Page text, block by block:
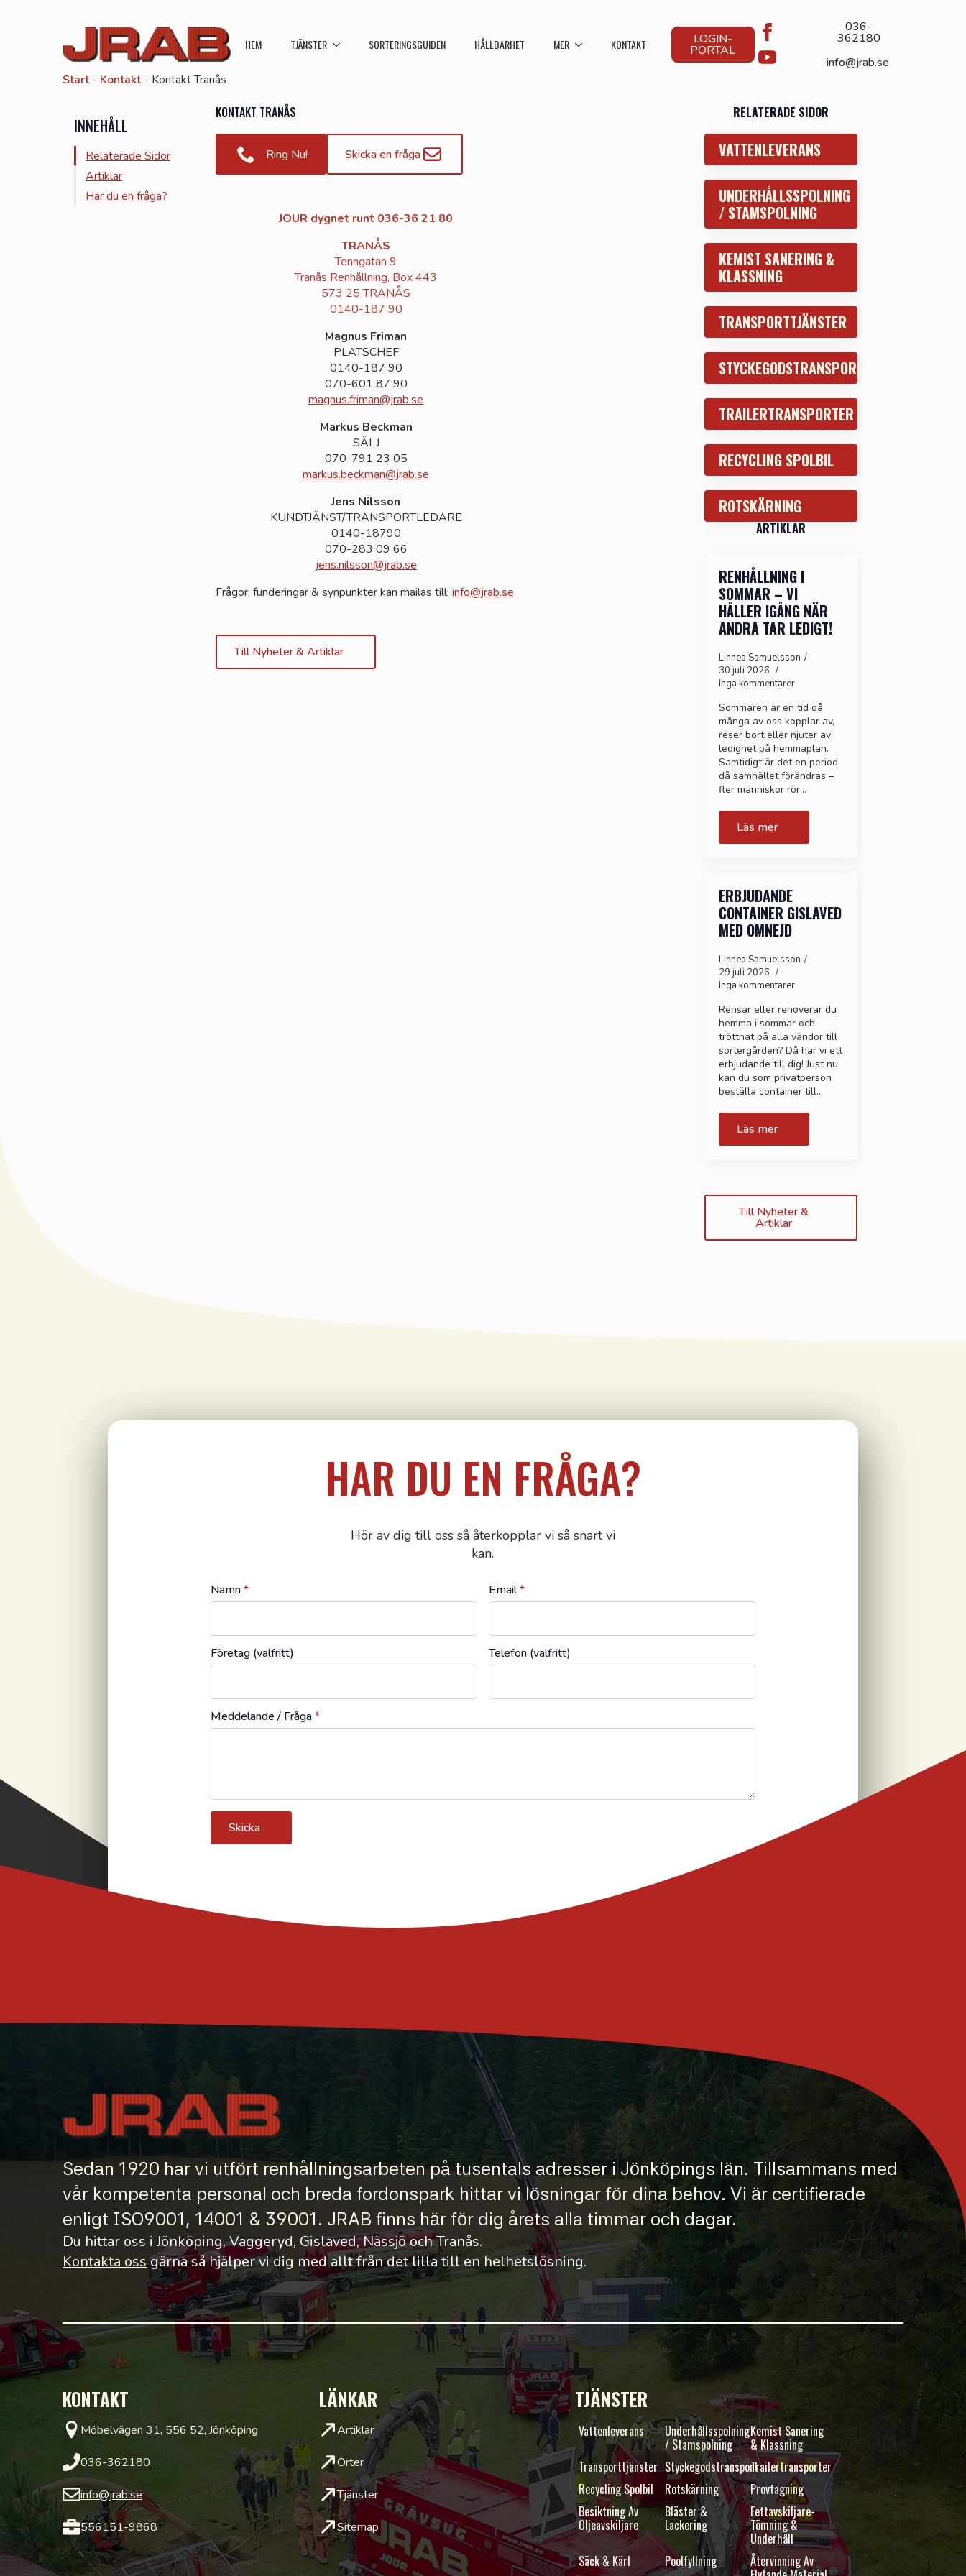
HEM TJÄNSTER SORTERINGSGUIDEN HÅLLBARHET MER KONTAKT LOGIN-
PORTAL
036-
362180
info@jrab.se
Start- Kontakt- Kontakt Tranås
INNEHÅLL
Relaterade Sidor
Artiklar
Har du en fråga?
KONTAKT TRANÅS
Ring Nu! Skicka en fråga
JOUR dygnet runt 036-36 21 80
TRANÅS
Tenngatan 9
Tranås Renhållning, Box 443
573 25 TRANÅS
0140-187 90
Magnus Friman
PLATSCHEF
0140-187 90
070-601 87 90
magnus.friman@jrab.se
Markus Beckman
SÄLJ
070-791 23 05
markus.beckman@jrab.se
Jens Nilsson
KUNDTJÄNST/TRANSPORTLEDARE
0140-18790
070-283 09 66
jens.nilsson@jrab.se
Frågor, funderingar & synpunkter kan mailas till: info@jrab.se
Till Nyheter & Artiklar
RELATERADE SIDOR
VATTENLEVERANS
UNDERHÅLLSSPOLNING
/ STAMSPOLNING
KEMIST SANERING &
KLASSNING
TRANSPORTTJÄNSTER
STYCKEGODSTRANSPORT
TRAILERTRANSPORTER
RECYCLING SPOLBIL
ROTSKÄRNING
ARTIKLAR
RENHÅLLNING I
SOMMAR – VI
HÅLLER IGÅNG NÄR
ANDRA TAR LEDIGT!
Linnea Samuelsson
30 juli 2026
Inga kommentarer
Sommaren är en tid då
många av oss kopplar av,
reser bort eller njuter av
ledighet på hemmaplan.
Samtidigt är det en period
då samhället förändras –
fler människor rör…
Läs mer
ERBJUDANDE
CONTAINER GISLAVED
MED OMNEJD
Linnea Samuelsson
29 juli 2026
Inga kommentarer
Rensar eller renoverar du
hemma i sommar och
tröttnat på alla vändor till
sortergården? Då har vi ett
erbjudande till dig! Just nu
kan du som privatperson
beställa container till…
Läs mer
Till Nyheter &
Artiklar
HAR DU EN FRÅGA?
Hör av dig till oss så återkopplar vi så snart vi
kan.
Namn * Email*
Företag (valfritt) Telefon (valfritt)
Meddelande / Fråga *
Skicka
Sedan 1920 har vi utfört renhållningsarbeten på tusentals adresser i Jönköpings län. Tillsammans med
vår kompetenta personal och breda fordonspark hittar vi lösningar för dina behov. Vi är certifierade
enligt ISO9001, 14001 & 39001. JRAB finns här för dig årets alla timmar och dagar.
Du hittar oss i Jönköping, Vaggeryd, Gislaved, Nässjö och Tranås.
Kontakta ossgärna så hjälper vi dig med allt från det lilla till en helhetslösning.
KONTAKT
Möbelvägen 31, 556 52, Jönköping
036-362180
info@jrab.se
556151-9868
LÄNKAR
Artiklar
Orter
Tjänster
Sitemap
TJÄNSTER
Vattenleverans Underhållsspolning
/ Stamspolning
Kemist Sanering
& Klassning
Transporttjänster StyckegodstransportTrailertransporter
Recycling Spolbil
Rotskärning
Provtagning
Besiktning Av
Oljeavskiljare
Bläster &
Lackering
Fettavskiljare-
Tömning &
Underhåll
Säck & Kärl
Poolfyllning Återvinning Av